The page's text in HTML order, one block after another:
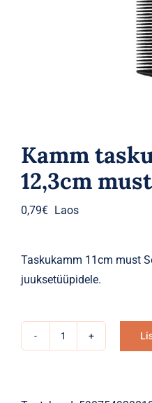
Kamm
12,3cm must
0,79€ Laos
Taskukamm 11cm must
juuksetüüpidele.
Alternative: